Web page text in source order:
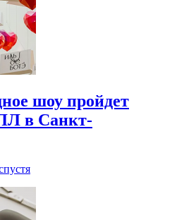
шоу пройдет
в Санкт-